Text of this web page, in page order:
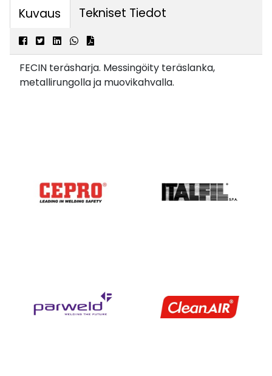
Kuvaus Tekniset Tiedot
FECIN teräsharja. Messingöity teräslanka,
metallirungolla ja muovikahvalla.